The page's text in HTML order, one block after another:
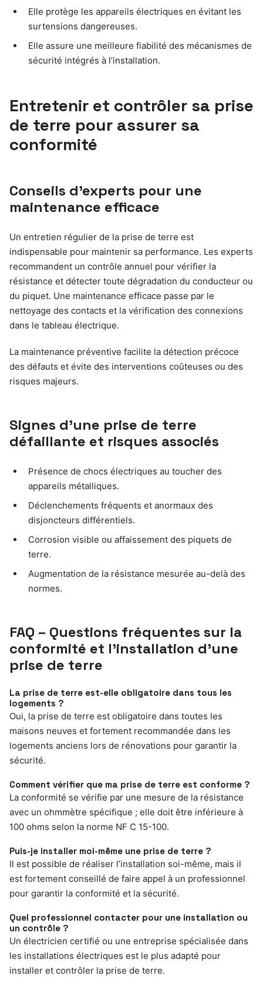
Elle protège les appareils électriques en évitant les
surtensions dangereuses.
Elle assure une meilleure fiabilité des mécanismes de
sécurité intégrés à l’installation.
Entretenir et contrôler sa prise
de terre pour assurer sa
conformité
Conseils d’experts pour une
maintenance efficace
Un entretien régulier de la prise de terre est
indispensable pour maintenir sa performance. Les experts
recommandent un contrôle annuel pour vérifier la
résistance et détecter toute dégradation du conducteur ou
du piquet. Une maintenance efficace passe par le
nettoyage des contacts et la vérification des connexions
dans le tableau électrique.
La maintenance préventive facilite la détection précoce
des défauts et évite des interventions coûteuses ou des
risques majeurs.
Signes d’une prise de terre
défaillante et risques associés
Présence de chocs électriques au toucher des
appareils métalliques.
Déclenchements fréquents et anormaux des
disjoncteurs différentiels.
Corrosion visible ou affaissement des piquets de
terre.
Augmentation de la résistance mesurée au-delà des
normes.
FAQ – Questions fréquentes sur la
conformité et l’installation d’une
prise de terre
La prise de terre est-elle obligatoire dans tous les
logements ?
Oui, la prise de terre est obligatoire dans toutes les
maisons neuves et fortement recommandée dans les
logements anciens lors de rénovations pour garantir la
sécurité.
Comment vérifier que ma prise de terre est conforme ?
La conformité se vérifie par une mesure de la résistance
avec un ohmmètre spécifique ; elle doit être inférieure à
100 ohms selon la norme NF C 15-100.
Puis-je installer moi-même une prise de terre ?
Il est possible de réaliser l’installation soi-même, mais il
est fortement conseillé de faire appel à un professionnel
pour garantir la conformité et la sécurité.
Quel professionnel contacter pour une installation ou
un contrôle ?
Un électricien certifié ou une entreprise spécialisée dans
les installations électriques est le plus adapté pour
installer et contrôler la prise de terre.